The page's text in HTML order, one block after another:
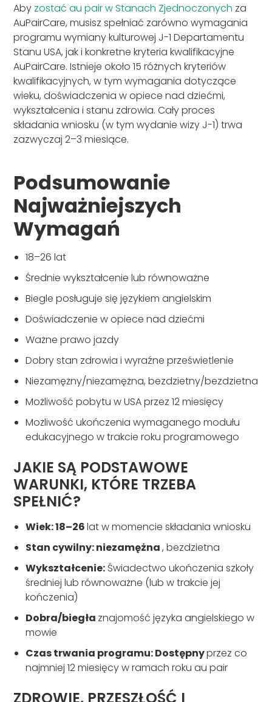
Aby zostać au pair w Stanach Zjednoczonych za
AuPairCare, musisz spełniać zarówno wymagania
programu wymiany kulturowej J-1 Departamentu
Stanu USA, jak i konkretne kryteria kwalifikacyjne
AuPairCare. Istnieje około 15 różnych kryteriów
kwalifikacyjnych, w tym wymagania dotyczące
wieku, doświadczenia w opiece nad dziećmi,
wykształcenia i stanu zdrowia. Cały proces
składania wniosku (w tym wydanie wizy J-1) trwa
zazwyczaj 2–3 miesiące.
Podsumowanie
Najważniejszych
Wymagań
18–26 lat
Średnie wykształcenie lub równoważne
Biegle posługuje się językiem angielskim
Doświadczenie w opiece nad dziećmi
Ważne prawo jazdy
Dobry stan zdrowia i wyraźne prześwietlenie
Niezamężny/niezamężna, bezdzietny/bezdzietna
Możliwość pobytu w USA przez 12 miesięcy
Możliwość ukończenia wymaganego modułu
edukacyjnego w trakcie roku programowego
JAKIE SĄ PODSTAWOWE
WARUNKI, KTÓRE TRZEBA
SPEŁNIĆ?
Wiek: 18–26lat w momencie składania wniosku
Stan cywilny: niezamężna, bezdzietna
Wykształcenie: Świadectwo ukończenia szkoły
średniej lub równoważne (lub w trakcie jej
kończenia)
Dobra/biegła znajomość języka angielskiego w
mowie
Czas trwania programu: Dostępnyprzez co
najmniej 12 miesięcy w ramach roku au pair
ZDROWIE, PRZESZŁOŚĆ I